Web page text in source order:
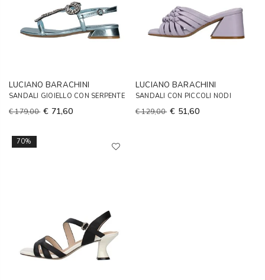
LUCIANO BARACHINI
SANDALI GIOIELLO CON SERPENTE
€ 179,00 € 71,60
LUCIANO BARACHINI
SANDALI CON PICCOLI NODI
€ 129,00 € 51,60
70%